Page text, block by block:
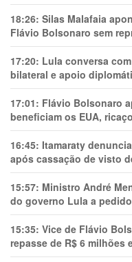
18:26: Silas Malafaia
Flávio Bolsonaro sem
17:20: Lula conversa
bilateral e apoio
17:01: Flávio Bolsonaro
beneficiam os EUA,
16:45: Itamaraty
após cassação de visto
15:57: Ministro André
do governo Lula a
15:35: Vice de Flávio
repasse de R$ 6 milhões